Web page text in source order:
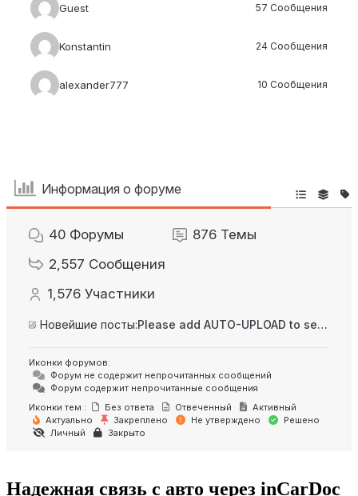
Guest 57 Сообщения
Konstantin 24 Сообщения
alexander777 10 Сообщения
Информация о форуме
40 Форумы 876 Темы
2,557 Сообщения
1,576 Участники
Новейшие посты: Please add AUTO-UPLOAD to server option + 2FA/MFA
Иконки форумов:
Форум не содержит непрочитанных сообщений
Форум содержит непрочитанные сообщения
Иконки тем :
Без ответа Отвеченный
Активный
Актуально
Закреплено Не утверждено
Решено
Личный
Закрыто
Надежная связь с авто через inCarDoc